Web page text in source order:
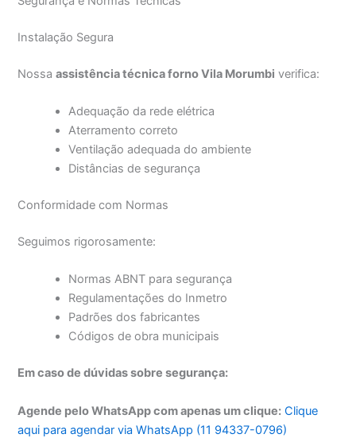
Instalação Segura
Nossaassistência técnica forno Vila Morumbi verifica:
Adequação da rede elétrica
Aterramento correto
Ventilação adequada do ambiente
Distâncias de segurança
Conformidade com Normas
Seguimos rigorosamente:
Normas ABNT para segurança
Regulamentações do Inmetro
Padrões dos fabricantes
Códigos de obra municipais
Em caso de dúvidas sobre segurança:
Agende pelo WhatsApp com apenas um clique: Clique
aqui para agendar via WhatsApp (11 94337-0796)